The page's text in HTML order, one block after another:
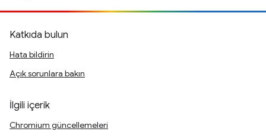
Katkıda bulun
Hata bildirin
Açık sorunlara bakın
İlgili içerik
Chromium güncellemeleri